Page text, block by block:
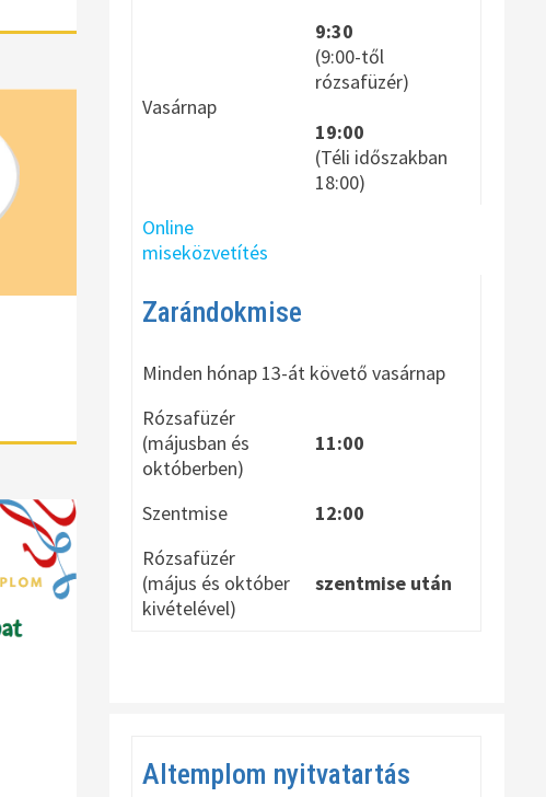
Vasárnap
9:30
(9:00-től
rózsafüzér)
19:00
(Téli időszakban
18:00)
Online
miseközvetítés
Zarándokmise
Minden hónap 13-át követő vasárnap
Rózsafüzér
(májusban és
októberben)
11:00
Szentmise
12:00
Rózsafüzér
(május és október
kivételével)
szentmise után
Altemplom nyitvatartás